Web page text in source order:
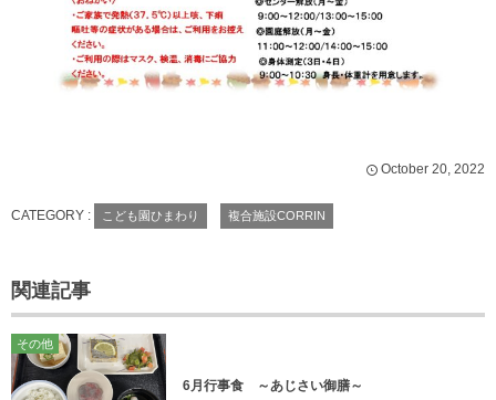
October 20 2022
CATEGORY : こども園ひまわり 複合施設CORRIN
関連記事
その他
6月行事食 ～あじさい御膳～